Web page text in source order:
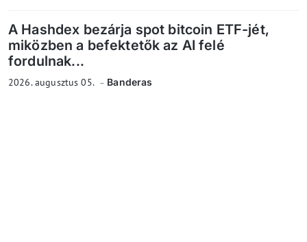
A Hashdex bezárja spot bitcoin ETF-jét,
miközben a befektetők az AI felé
fordulnak...
2026. augusztus 05. Banderas